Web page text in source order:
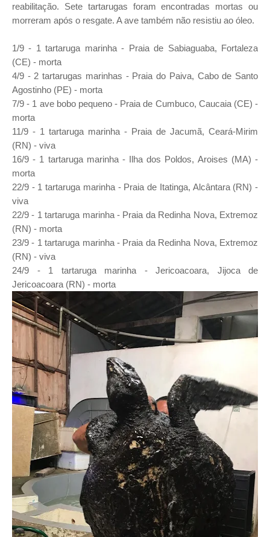
reabilitação. Sete tartarugas foram encontradas mortas ou
morreram após o resgate. A ave também não resistiu ao óleo.
1/9 - 1 tartaruga marinha - Praia de Sabiaguaba, Fortaleza
(CE) - morta
4/9 - 2 tartarugas marinhas - Praia do Paiva, Cabo de Santo
Agostinho (PE) - morta
7/9 - 1 ave bobo pequeno - Praia de Cumbuco, Caucaia (CE) -
morta
11/9 - 1 tartaruga marinha - Praia de Jacumã, Ceará-Mirim
(RN) - viva
16/9 - 1 tartaruga marinha - Ilha dos Poldos, Aroises (MA) -
morta
22/9 - 1 tartaruga marinha - Praia de Itatinga, Alcântara (RN) -
viva
22/9 - 1 tartaruga marinha - Praia da Redinha Nova, Extremoz
(RN) - morta
23/9 - 1 tartaruga marinha - Praia da Redinha Nova, Extremoz
(RN) - viva
24/9 - 1 tartaruga marinha - Jericoacoara, Jijoca de
Jericoacoara (RN) - morta